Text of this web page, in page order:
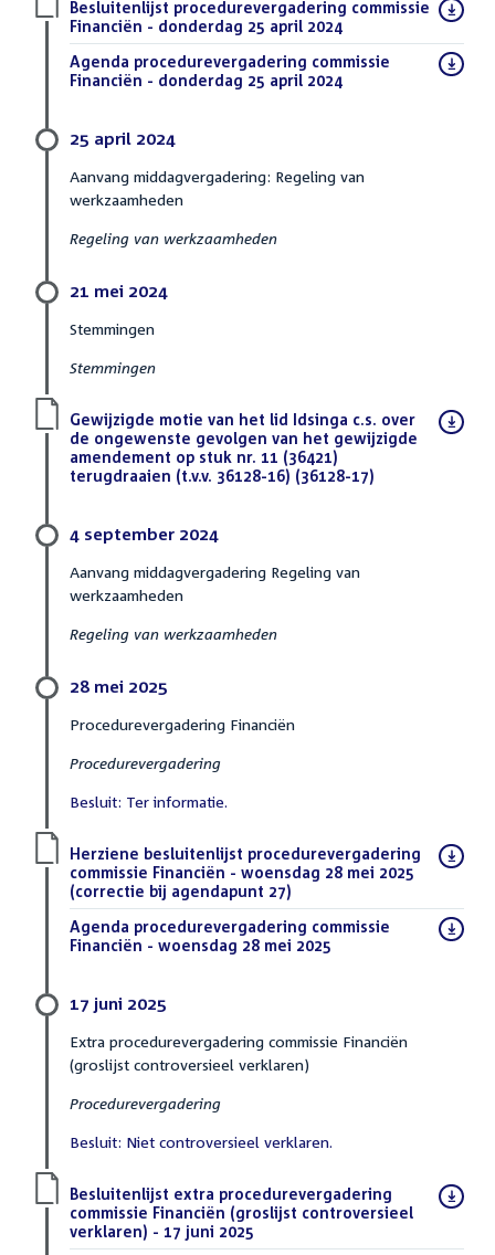
Download
bestand:
Besluitenlijst procedurevergadering commissie
Financiën - donderdag 25 april 2024
Download
bestand:
Agenda procedurevergadering commissie
Financiën - donderdag 25 april 2024
25 april 2024
Aanvang middagvergadering: Regeling van
werkzaamheden
Regeling van werkzaamheden
21 mei 2024
Stemmingen
Stemmingen
Download
bestand:
Gewijzigde motie van het lid Idsinga c.s. over
de ongewenste gevolgen van het gewijzigde
amendement op stuk nr. 11 (36421)
terugdraaien (t.v.v. 36128-16) (36128-17)
4 september 2024
Aanvang middagvergadering Regeling van
werkzaamheden
Regeling van werkzaamheden
28 mei 2025
Procedurevergadering Financiën
Procedurevergadering
Besluit: Ter informatie.
Download
bestand:
Herziene besluitenlijst procedurevergadering
commissie Financiën - woensdag 28 mei 2025
(correctie bij agendapunt 27)
Download
bestand:
Agenda procedurevergadering commissie
Financiën - woensdag 28 mei 2025
17 juni 2025
Extra procedurevergadering commissie Financiën
(groslijst controversieel verklaren)
Procedurevergadering
Besluit: Niet controversieel verklaren.
Download
bestand:
Besluitenlijst extra procedurevergadering
commissie Financiën (groslijst controversieel
verklaren) - 17 juni 2025